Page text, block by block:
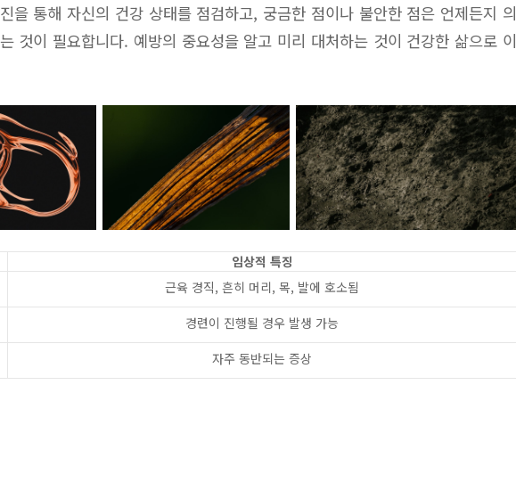
을 통해 자신의 건강 상태를 점검하고, 궁금한 점이나 불안한 점은 언제든지 의
것이 필요합니다. 예방의 중요성을 알고 미리 대처하는 것이 건강한 삶으로 이
임상적 특징
근육 경직, 흔히 머리, 목, 발에 호소됨
경련이 진행될 경우 발생 가능
자주 동반되는 증상